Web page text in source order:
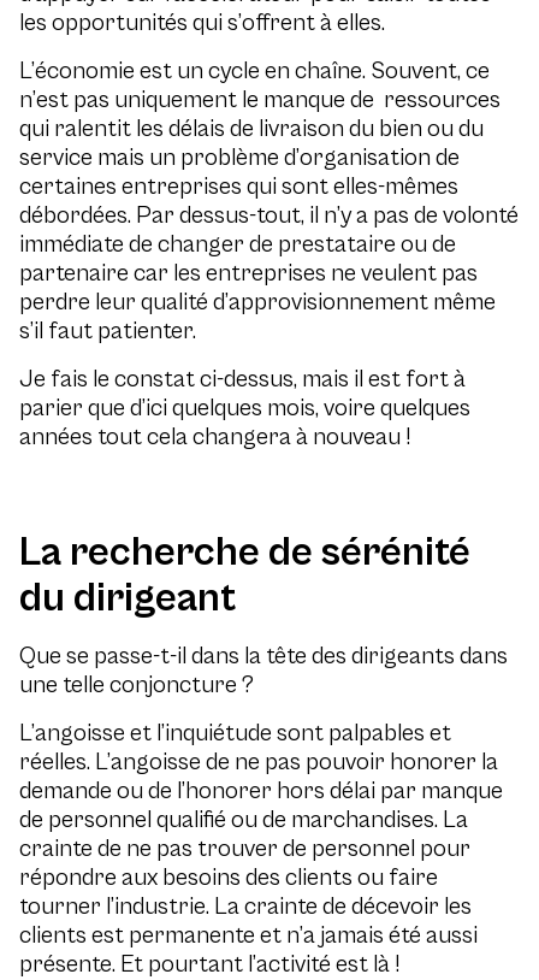
les opportunités qui s’offrent à elles.
L’économie est un cycle en chaîne. Souvent, ce
n’est pas uniquement le manque de ressources
qui ralentit les délais de livraison du bien ou du
service mais un problème d’organisation de
certaines entreprises qui sont elles-mêmes
débordées. Par dessus-tout, il n’y a pas de volonté
immédiate de changer de prestataire ou de
partenaire car les entreprises ne veulent pas
perdre leur qualité d’approvisionnement même
s’il faut patienter.
Je fais le constat ci-dessus, mais il est fort à
parier que d’ici quelques mois, voire quelques
années tout cela changera à nouveau !
La recherche de sérénité
du dirigeant
Que se passe-t-il dans la tête des dirigeants dans
une telle conjoncture ?
L’angoisse et l’inquiétude sont palpables et
réelles. L’angoisse de ne pas pouvoir honorer la
demande ou de l’honorer hors délai par manque
de personnel qualifié ou de marchandises. La
crainte de ne pas trouver de personnel pour
répondre aux besoins des clients ou faire
tourner l’industrie. La crainte de décevoir les
clients est permanente et n’a jamais été aussi
présente. Et pourtant l’activité est là !